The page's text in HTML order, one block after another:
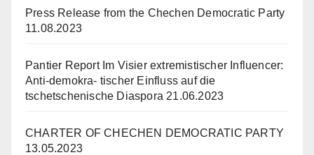
Press Release from the Chechen Democratic Party
11.08.2023
Pantier Report Im Visier extremistischer Influencer:
Anti-demokra- tischer Einfluss auf die
tschetschenische Diaspora 21.06.2023
CHARTER OF CHECHEN DEMOCRATIC PARTY
13.05.2023